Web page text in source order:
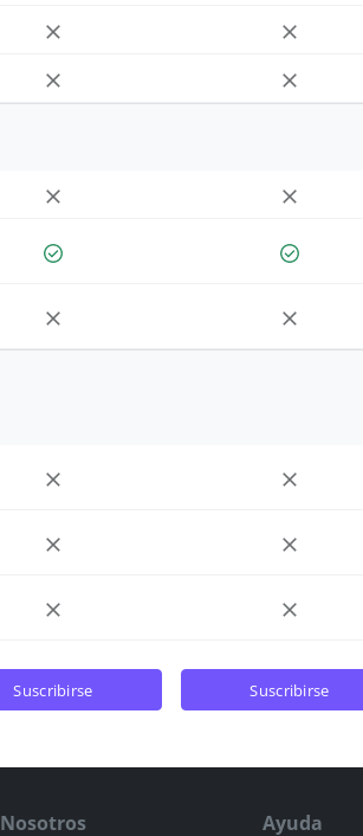
suscribirse suscribirse
Nosotros Ayuda